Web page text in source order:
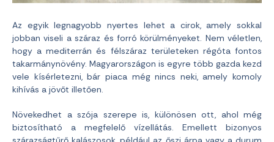
Az egyik legnagyobb nyertes lehet a cirok, amely sokkal
jobban viseli a száraz és forró körülményeket. Nem véletlen,
hogy a mediterrán és félszáraz területeken régóta fontos
takarmánynövény. Magyarországon is egyre több gazda kezd
vele kísérletezni, bár piaca még nincs neki, amely komoly
kihívás a jövőt illetően.
Növekedhet a szója szerepe is, különösen ott, ahol még
biztosítható a megfelelő vízellátás. Emellett bizonyos